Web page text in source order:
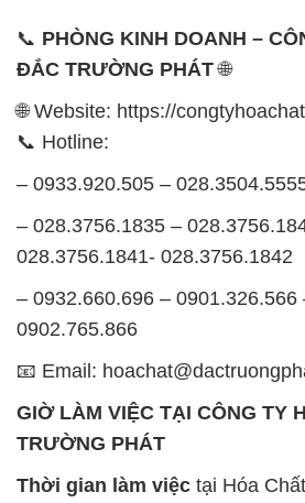
📞 PHÒNG KINH DOANH –
ĐẮC TRƯỜNG PHÁT🌐
🌐 Website: https://
📞 Hotline:
– 0933.920.505 –
– 028.3756.1835 –
028.3756.1841- 028.3756.1842
– 0932.660.696 – 0901.326.566
0902.765.866
📧 Email:
GIỜ LÀM VIỆC TẠI CÔNG TY
TRƯỜNG PHÁT
Thời gian làm việc tại Hóa